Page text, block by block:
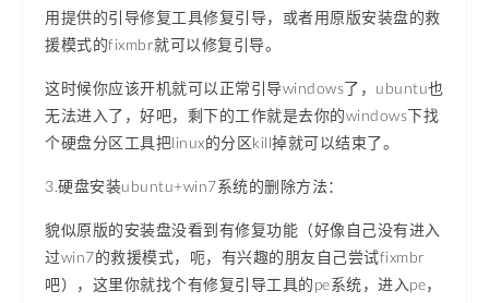
用提供的引导修复工具修复引导，或者用原版安装盘的救
援模式的fixmbr就可以修复引导。
这时候你应该开机就可以正常引导windows了，ubuntu也
无法进入了，好吧，剩下的工作就是去你的windows下找
个硬盘分区工具把linux的分区kill掉就可以结束了。
3.硬盘安装ubuntu+win7系统的删除方法：
貌似原版的安装盘没看到有修复功能（好像自己没有进入
过win7的救援模式，呃，有兴趣的朋友自己尝试fixmbr
吧），这里你就找个有修复引导工具的pe系统，进入pe，